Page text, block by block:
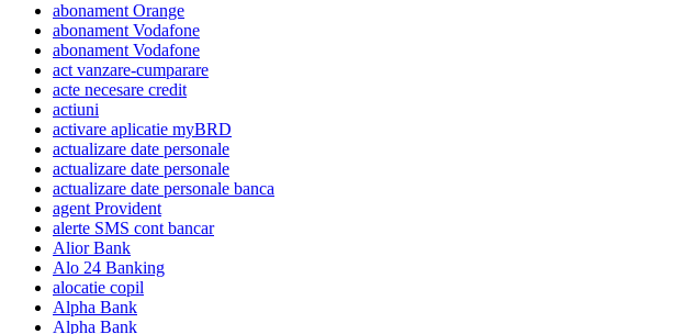
abonament Orange
abonament Vodafone
abonament Vodafone
act vanzare-cumparare
acte necesare credit
actiuni
activare aplicatie myBRD
actualizare date personale
actualizare date personale
actualizare date personale banca
agent Provident
alerte SMS cont bancar
Alior Bank
Alo 24 Banking
alocatie copil
Alpha Bank
Alpha Bank